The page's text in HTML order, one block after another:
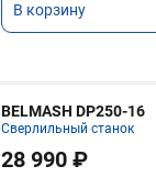
В корзину
BELMASH DP250-16
Сверлильный станок
28 990 ₽